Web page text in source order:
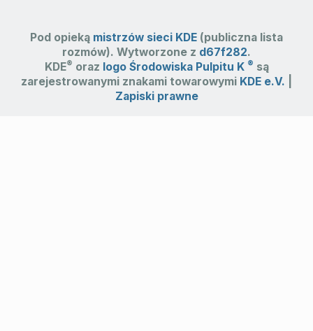
Pod opieką mistrzów sieci KDE (publiczna lista
rozmów). Wytworzone z d67f282.
KDE® oraz logo Środowiska Pulpitu K ® są
zarejestrowanymi znakami towarowymi KDE e.V.
Zapiski prawne